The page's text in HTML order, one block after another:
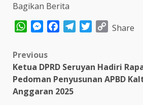
Bagikan Berita
WhatsAppMessenger
FacebookTelegram
TwitterCopy
Share
Post
navigation
Previous
Ketua DPRD Seruyan Hadiri
Pedoman Penyusunan APBD
Anggaran 2025